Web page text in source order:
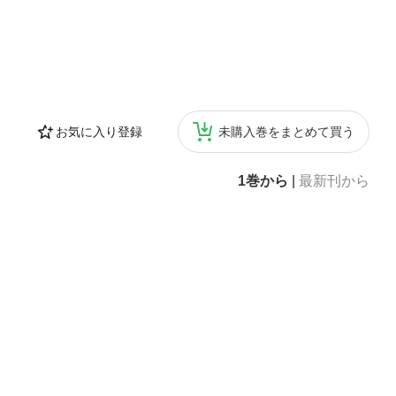
お気に入り登録 未購入巻をまとめて買う
1巻から 最新刊から